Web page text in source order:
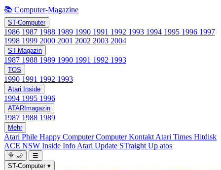
📚 Computer-Magazine
ST-Computer
1986 1987 1988 1989 1990 1991 1992 1993 1994 1995 1996 1997
1998 1999 2000 2001 2002 2003 2004
ST-Magazin
1987 1988 1989 1990 1991 1992 1993
TOS
1990 1991 1992 1993
Atari Inside
1994 1995 1996
ATARImagazin
1987 1988 1989
Mehr
Atari Phile Happy ComputerComputer Kontakt Atari Times Hitdisk
ACE NSW Inside Info Atari Update STraight Up atos
🌞 🌙
☰
ST-Computer ▾